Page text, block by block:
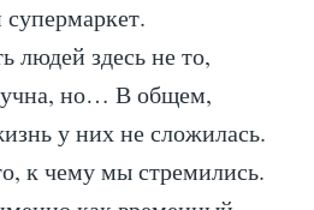
людей здесь не то,
но… В общем,
у них не сложилась.
к чему мы стремились.